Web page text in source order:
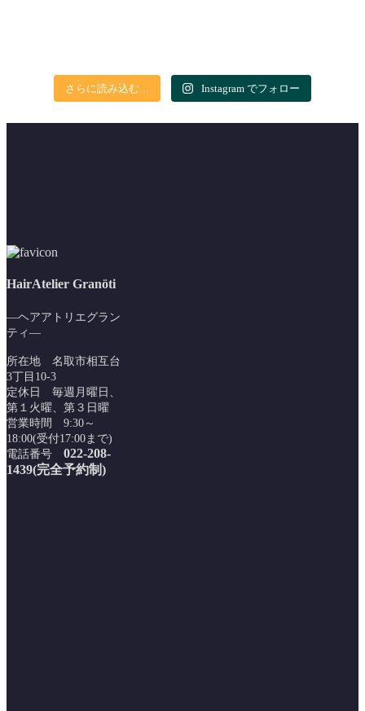
さらに読み込む... Instagram でフォロー
HairAtelier Granöti
―ヘアアトリエグラン
ティ―
所在地 名取市相互台
3丁目10-3
定休日 毎週月曜日、
第１火曜、第３日曜
営業時間 9:30～
18:00(受付17:00まで)
電話番号 022-208-
1439(完全予約制)